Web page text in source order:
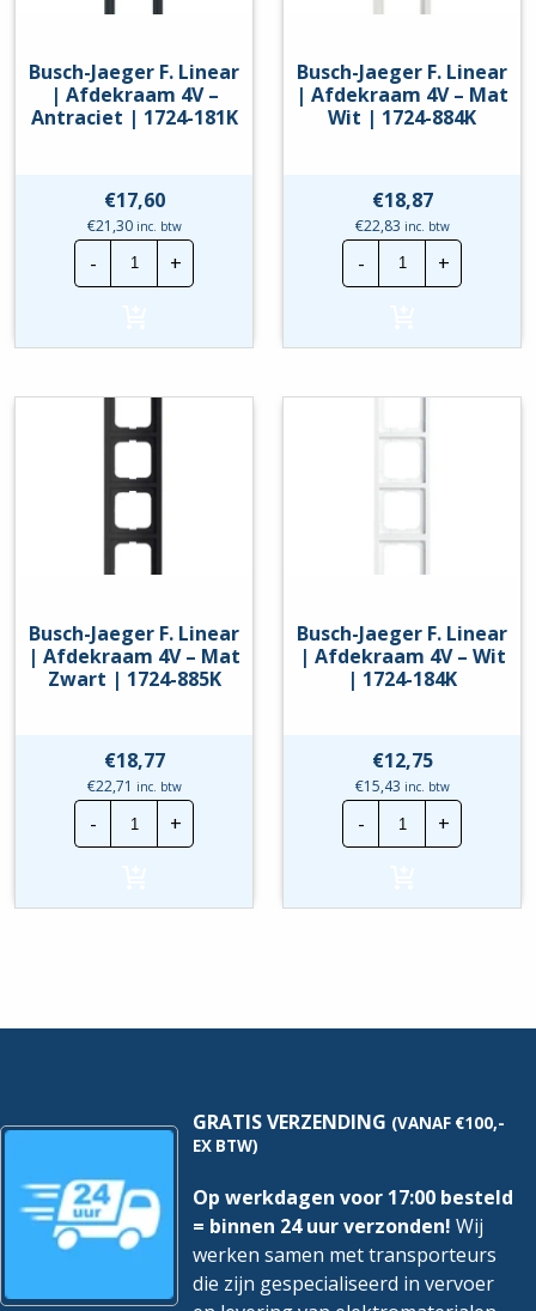
Busch-Jaeger F. Linear
| Afdekraam 4V –
Antraciet | 1724-181K
€17,60
€21,30inc. btw
-
Busch-
Jaeger
F.
Afdekraam
Antraciet
|
1724-
hoeveelheid
+
Busch-Jaeger F. Linear
| Afdekraam 4V – Mat
Wit | 1724-884K
€18,87
€22,83 inc. btw
-
Busch-
Jaeger
F.
Afdekraam
Mat
|
884K
hoeveelheid
+
Busch-Jaeger F. Linear
| Afdekraam 4V – Mat
Zwart | 1724-885K
€18,77
€22,71 inc. btw
-
Busch-
Jaeger
F.
Afdekraam
+
Busch-Jaeger F. Linear
| Afdekraam 4V – Wit
| 1724-184K
€12,75
€15,43 inc. btw
-
Busch-
Jaeger
F.
Afdekraam
+
GRATIS VERZENDING (VANAF €100,-
EX BTW)
Op werkdagen voor 17:00 besteld
= binnen 24 uur verzonden! Wij
werken samen met transporteurs
die zijn gespecialiseerd in vervoer